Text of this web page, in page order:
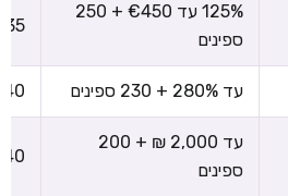
125% עד €450 + 250
ספינים
עד 280% + 230 ספינים
עד 2,000 ₪ + 200
ספינים